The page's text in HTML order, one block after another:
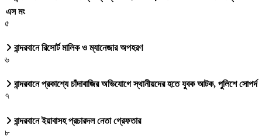
এস মং
৫
বান্দরবানে রিসোর্ট মালিক ও ম্যানেজার অপহরণ
৬
বান্দরবানে প্রকাশ্যে চাঁদাবাজির অভিযোগে স্থানীয়দের হতে যুবক আটক, পুলিশে সোপর্দ
৭
বান্দরবানে ইয়াবাসহ প্রচারদল নেতা গ্রেফতার
৮